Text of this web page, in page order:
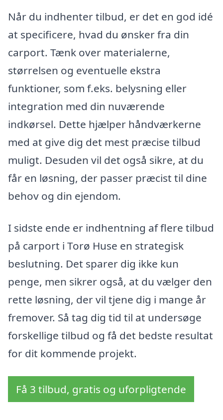
Når du indhenter tilbud, er det en god idé
at specificere, hvad du ønsker fra din
carport. Tænk over materialerne,
størrelsen og eventuelle ekstra
funktioner, som f.eks. belysning eller
integration med din nuværende
indkørsel. Dette hjælper håndværkerne
med at give dig det mest præcise tilbud
muligt. Desuden vil det også sikre, at du
får en løsning, der passer præcist til dine
behov og din ejendom.
I sidste ende er indhentning af flere tilbud
på carport i Torø Huse en strategisk
beslutning. Det sparer dig ikke kun
penge, men sikrer også, at du vælger den
rette løsning, der vil tjene dig i mange år
fremover. Så tag dig tid til at undersøge
forskellige tilbud og få det bedste resultat
for dit kommende projekt.
Få 3 tilbud, gratis og uforpligtende